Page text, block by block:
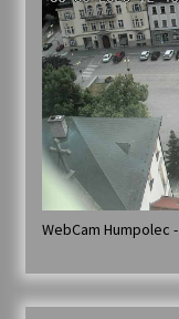
WebCam Humpolec -